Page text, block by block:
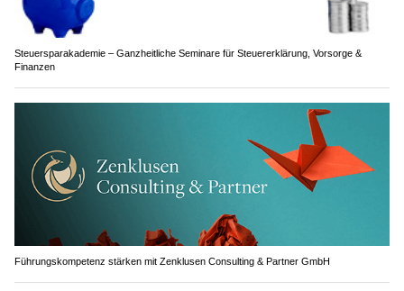
Steuersparakademie – Ganzheitliche Seminare für Steuererklärung, Vorsorge &
Finanzen
Führungskompetenz stärken mit Zenklusen Consulting & Partner GmbH